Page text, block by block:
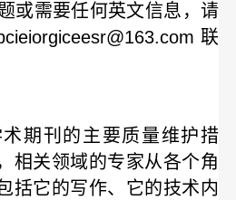
或需要任何英文信息，请
联
期刊的主要质量维护措
相关领域的专家从各个角
括它的写作、它的技术内